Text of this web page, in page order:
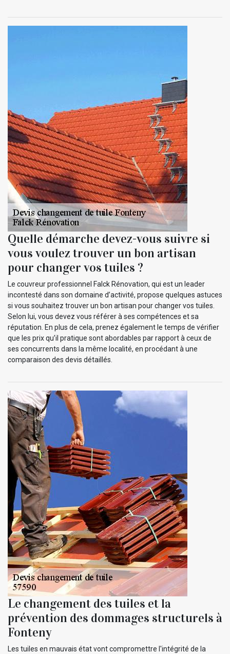
Quelle démarche devez-vous suivre si
vous voulez trouver un bon artisan
pour changer vos tuiles ?
Le couvreur professionnel Falck Rénovation, qui est un leader
incontesté dans son domaine d’activité, propose quelques astuces
si vous souhaitez trouver un bon artisan pour changer vos tuiles.
Selon lui, vous devez vous référer à ses compétences et sa
réputation. En plus de cela, prenez également le temps de vérifier
que les prix qu’il pratique sont abordables par rapport à ceux de
ses concurrents dans la même localité, en procédant à une
comparaison des devis détaillés.
Le changement des tuiles et la
prévention des dommages structurels à
Fonteny
Les tuiles en mauvais état vont compromettre l'intégrité de la